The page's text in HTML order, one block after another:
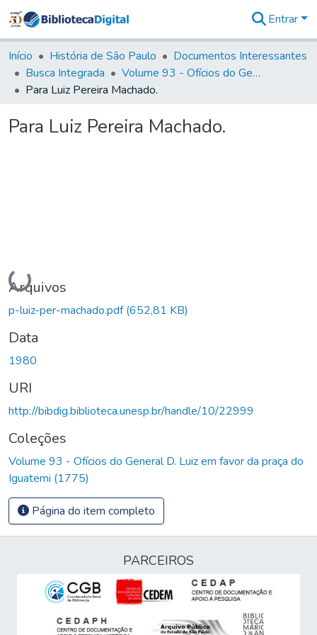
&
Coleções
Tudo na
Biblioteca
Estatísticas
Entrar
Início História de São Paulo
Documentos Interessantes
Busca Integrada
Volume 93 - Ofícios do General D. Luiz em favor da praça do Iguatemi (1775)
Para Luiz Pereira Machado.
Para Luiz Pereira Machado.
Carregando...
Arquivos
p-luiz-per-machado.pdf(652,81 KB)
Data
1980
URI
http://bibdig.biblioteca.unesp.br/handle/10/22999
Coleções
Volume 93 - Ofícios do General D. Luiz em favor da praça do
Iguatemi (1775)
Página do item completo
PARCEIROS